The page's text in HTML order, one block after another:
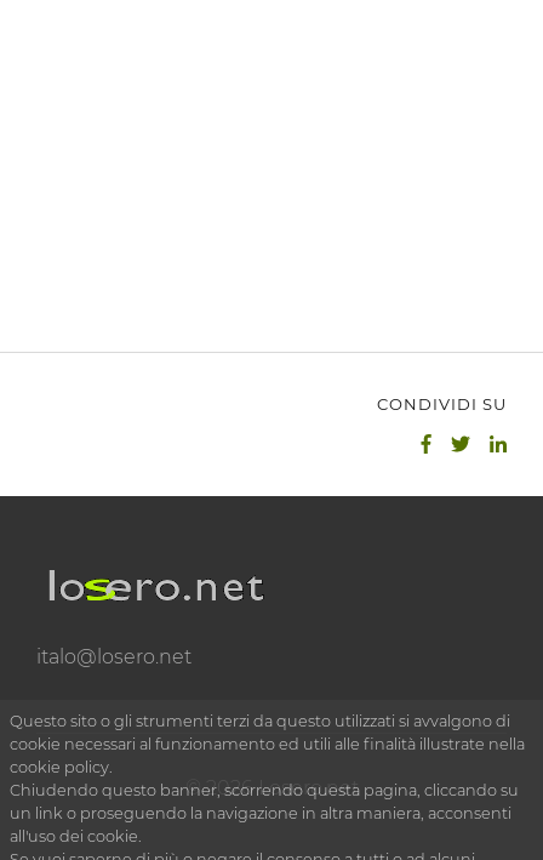
CONDIVIDI SU
italo@losero.net
© 2026 Losero.net
Questo sito o gli strumenti terzi da questo utilizzati si avvalgono di
cookie necessari al funzionamento ed utili alle finalità illustrate nella
cookie policy.
Chiudendo questo banner, scorrendo questa pagina, cliccando su
un link o proseguendo la navigazione in altra maniera, acconsenti
all'uso dei cookie.